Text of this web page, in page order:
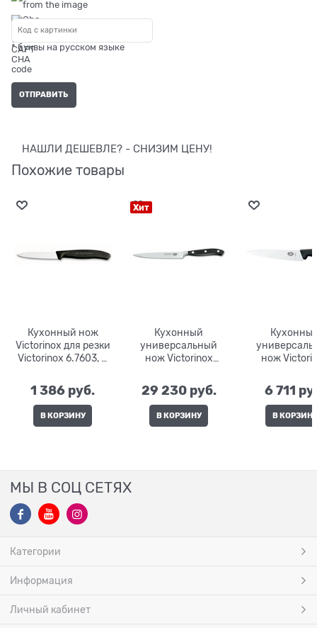
* буквы на русском языке
НАШЛИ ДЕШЕВЛЕ? - СНИЗИМ ЦЕНУ!
Похожие товары
Кухонный нож
Victorinox для резки
Victorinox 6.7603, 8
1 386 руб.
В КОРЗИНУ
Хит
Кухонный
универсальный
нож Victorinox
29 230 руб.
В КОРЗИНУ
нож
6 711
В КОРЗИНУ
МЫ В СОЦ СЕТЯХ
Категории
Информация
Личный кабинет